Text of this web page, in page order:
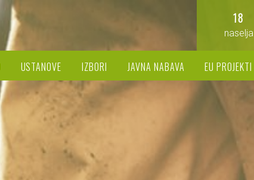
18
naselja
USTANOVE IZBORI JAVNA NABAVA EU PROJEKTI